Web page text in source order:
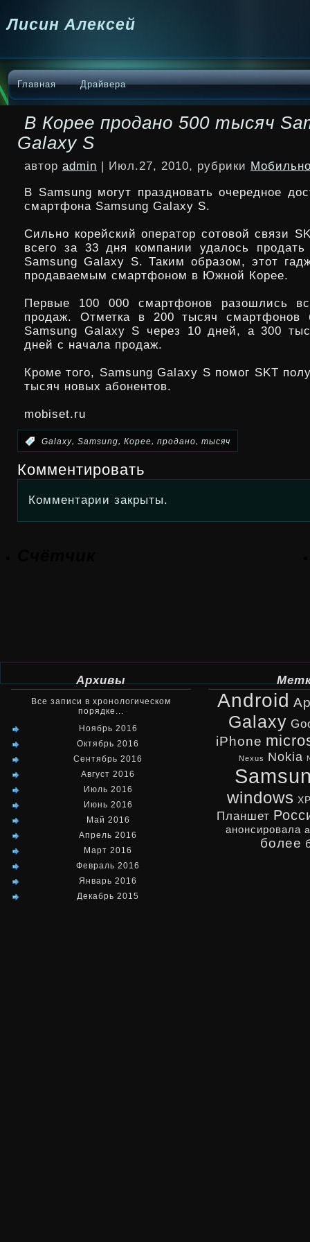
Лисин Алексей
Главная Драйвера
В Корее продано 500 тысяч
Galaxy S
автор admin | Июл.27, 2010, рубрики
В Samsung могут праздновать очередное
смартфона Samsung Galaxy S.
Сильно корейский оператор сотовой связи
всего за 33 дня компании удалось
Samsung Galaxy S. Таким образом, этот
продаваемым смартфоном в Южной Корее.
Первые 100 000 смартфонов разошлись
продаж. Отметка в 200 тысяч смартфонов
Samsung Galaxy S через 10 дней, а 300
дней с начала продаж.
Кроме того, Samsung Galaxy S помог SKT
тысяч новых абонентов.
mobiset.ru
Galaxy, Samsung, Корее, продано, тысяч
Комментировать
Комментарии закрыты.
Архивы
Все записи в хронологическом
порядке...
Ноябрь 2016
Октябрь 2016
Сентябрь 2016
Август 2016
Июль 2016
Июнь 2016
Май 2016
Апрель 2016
Март 2016
Февраль 2016
Январь 2016
Декабрь 2015
Android
Galaxy
iPhone
Nexus Nokia
windows
Планшет
анонсировала
более